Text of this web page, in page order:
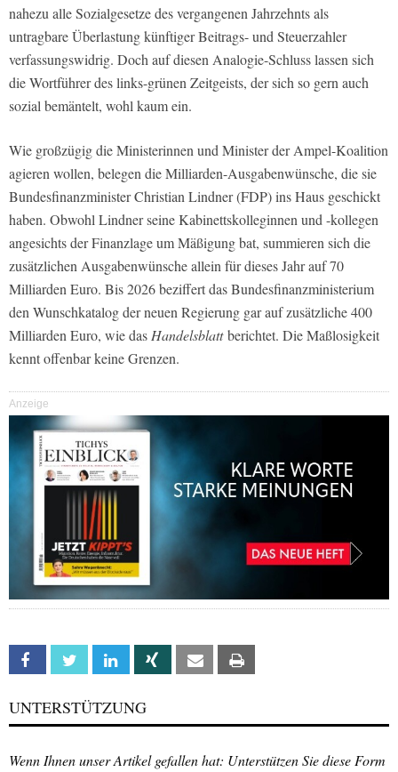
nahezu alle Sozialgesetze des vergangenen Jahrzehnts als
untragbare Überlastung künftiger Beitrags- und Steuerzahler
verfassungswidrig. Doch auf diesen Analogie-Schluss lassen sich
die Wortführer des links-grünen Zeitgeists, der sich so gern auch
sozial bemäntelt, wohl kaum ein.
Wie großzügig die Ministerinnen und Minister der Ampel-Koalition
agieren wollen, belegen die Milliarden-Ausgabenwünsche, die sie
Bundesfinanzminister Christian Lindner (FDP) ins Haus geschickt
haben. Obwohl Lindner seine Kabinettskolleginnen und -kollegen
angesichts der Finanzlage um Mäßigung bat, summieren sich die
zusätzlichen Ausgabenwünsche allein für dieses Jahr auf 70
Milliarden Euro. Bis 2026 beziffert das Bundesfinanzministerium
den Wunschkatalog der neuen Regierung gar auf zusätzliche 400
Milliarden Euro, wie das Handelsblattberichtet. Die Maßlosigkeit
kennt offenbar keine Grenzen.
Anzeige
Facebook Twitter Linkedin Xing Email
UNTERSTÜTZUNG
Wenn Ihnen unser Artikel gefallen hat: Unterstützen Sie diese Form